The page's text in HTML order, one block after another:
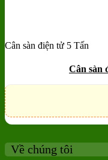
Cân sàn điện tử 5 Tấn
Cân sàn
Về chúng tôi